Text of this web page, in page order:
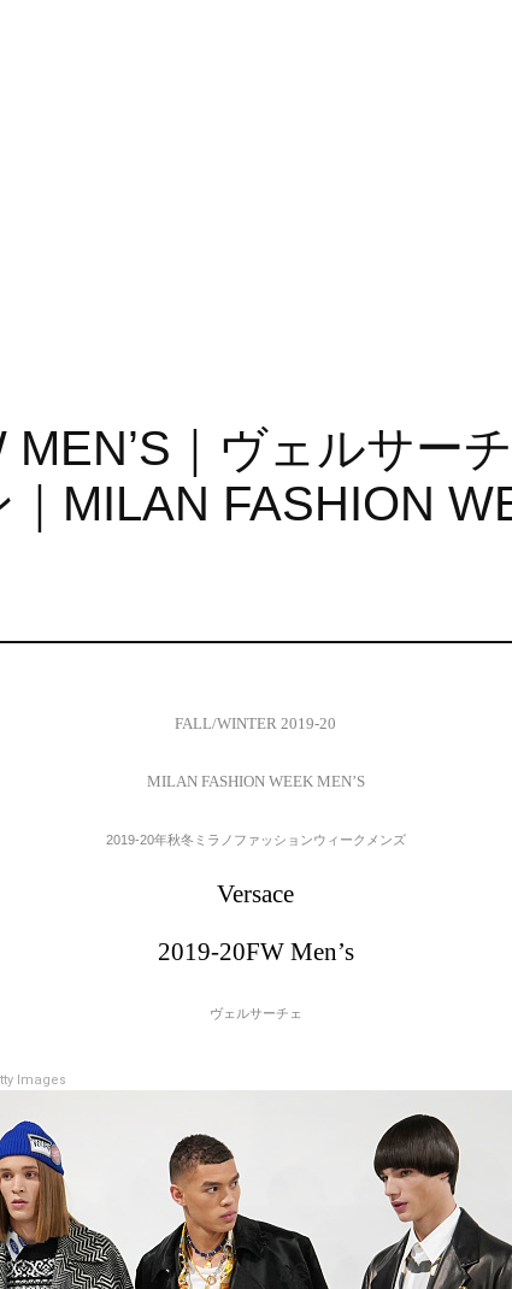
｜ヴェルサー
MILAN FASHION
FALL/WINTER 2019-20
MILAN FASHION WEEK MEN’S
2019-20年秋冬ミラノファッションウィークメンズ
Versace
2019-20FW Men’s
ヴェルサーチェ
Images